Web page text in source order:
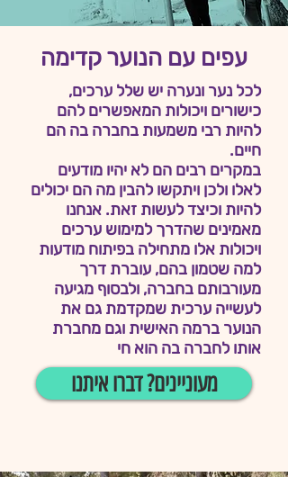
עפים עם הנוער קדימה
לכל נער ונערה יש שלל ערכים,
כישורים ויכולות המאפשרים להם
להיות רבי משמעות בחברה בה הם
חיים.
במקרים רבים הם לא יהיו מודעים
לאלו ולכן ויתקשו להבין מה הם יכולים
להיות וכיצד לעשות זאת. אנחנו
מאמינים שהדרך למימוש ערכים
ויכולות אלו מתחילה בפיתוח מודעות
למה שטמון בהם, עוברת דרך
מעורבותם בחברה, ולבסוף מגיעה
לעשייה ערכית שמקדמת גם את
הנוער ברמה האישית וגם מחברת
אותו לחברה בה הוא חי
מעוניינים? דברו איתנו